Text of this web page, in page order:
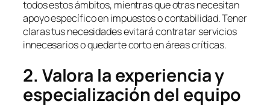
todos estos ámbitos, mientras que otras necesitan
apoyo específico en impuestos o contabilidad. Tener
claras tus necesidades evitará contratar servicios
innecesarios o quedarte corto en áreas críticas.
2. Valora la experiencia y
especialización del equipo